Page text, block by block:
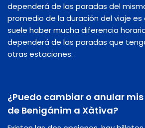
dependerá de las paradas del
promedio de la duración del viaje es
suele haber mucha diferencia
dependerá de las paradas que
otras estaciones.
¿Puedo cambiar o anular
de Benigánim a Xàtiva?